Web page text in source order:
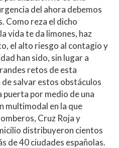
del ahora debemos
Como reza el dicho
vida te da limones, haz
el alto riesgo al contagio y
han sido, sin lugar a
retos de esta
salvar estos obstáculos
por medio de una
multimodal en la que
Cruz Roja y
distribuyeron cientos
de 40 ciudades españolas.